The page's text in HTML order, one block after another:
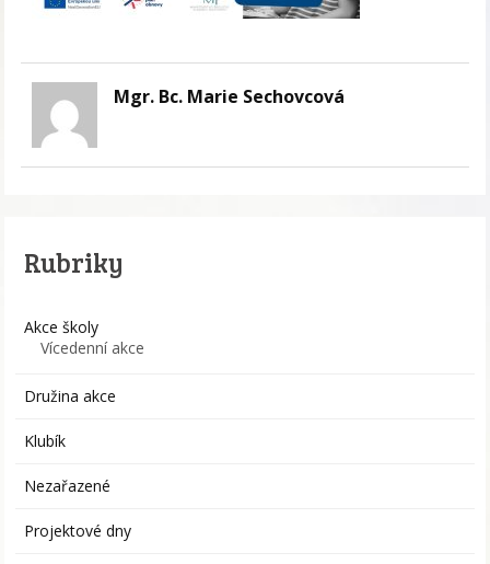
Mgr. Bc. Marie Sechovcová
Rubriky
Akce školy
Vícedenní akce
Družina akce
Klubík
Nezařazené
Projektové dny